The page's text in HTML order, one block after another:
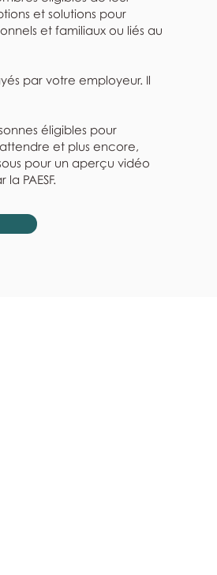
et solutions pour
et familiaux ou liés au
par votre employeur. Il
éligibles pour
et plus encore,
pour un aperçu vidéo
PAESF.